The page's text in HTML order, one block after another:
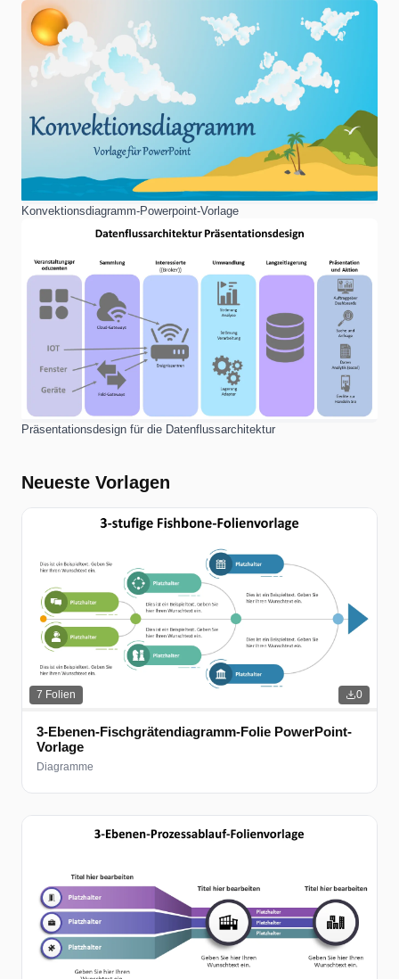
Konvektionsdiagramm-Powerpoint-Vorlage
Präsentationsdesign für die Datenflussarchitektur
Neueste Vorlagen
7 Folien 0
3-Ebenen-Fischgrätendiagramm-Folie PowerPoint-
Vorlage
Diagramme